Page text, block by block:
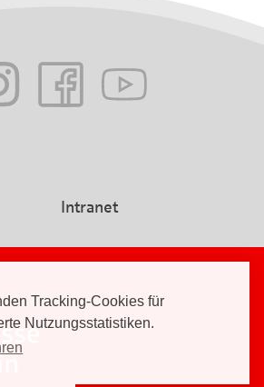
Tracking-Cookies für
Nutzungsstatistiken.
Intranet